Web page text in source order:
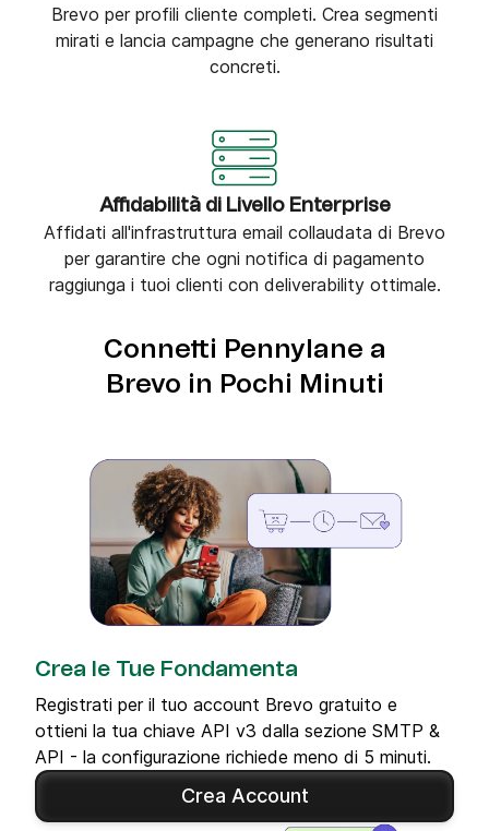
Brevo per profili cliente completi. Crea segmenti
mirati e lancia campagne che generano risultati
concreti.
Affidabilità di Livello Enterprise
Affidati all'infrastruttura email collaudata di Brevo
per garantire che ogni notifica di pagamento
raggiunga i tuoi clienti con deliverability ottimale.
Connetti Pennylane a
Brevo in Pochi Minuti
Crea le Tue Fondamenta
Registrati per il tuo account Brevo gratuito e
ottieni la tua chiave API v3 dalla sezione SMTP &
API - la configurazione richiede meno di 5 minuti.
Crea Account